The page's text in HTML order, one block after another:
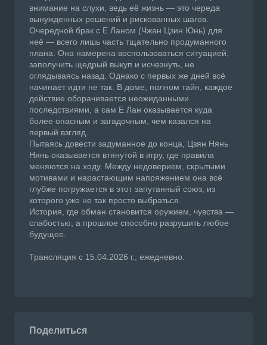
внимание на слухи, ведь её жизнь — это череда
вынужденных решений и рискованных шагов.
Очередной брак с Е Ланом (Чжан Цзин Юнь) для
неё — всего лишь часть тщательно продуманного
плана. Она намерена воспользоваться ситуацией,
заполучить щедрый выкуп и исчезнуть, не
оглядываясь назад. Однако с первых же дней всё
начинает идти не так. В доме, полном тайн, каждое
действие оборачивается неожиданными
последствиями, а сам Е Лан оказывается куда
более опасным и загадочным, чем казался на
первый взгляд.
Пытаясь довести задуманное до конца, Цзян Нянь
Нянь оказывается втянутой в игру, где правила
меняются на ходу. Между недоверием, скрытыми
мотивами и нарастающим напряжением она всё
глубже погружается в этот запутанный союз, из
которого уже не так просто выбраться.
История, где обман становится оружием, чувства —
слабостью, а прошлое способно разрушить любое
будущее.
Трансляция с 15.04.2026 г., ежедневно.
Поделиться